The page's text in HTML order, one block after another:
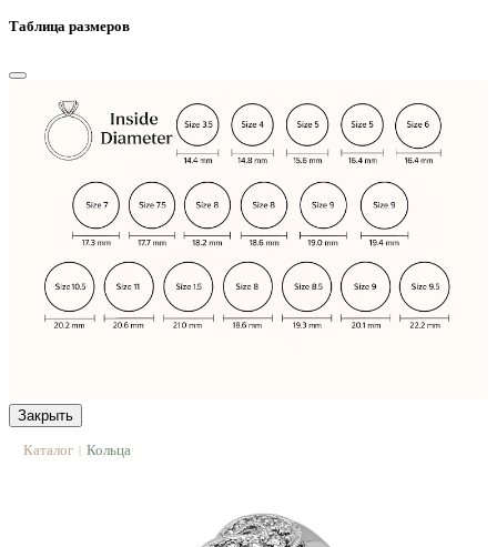
Таблица размеров
Закрыть
Каталог | Кольца